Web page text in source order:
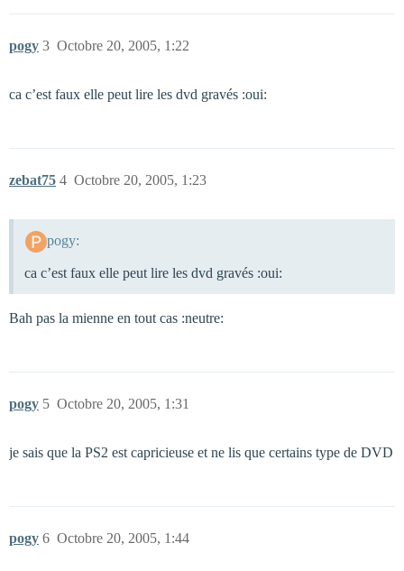
pogy Octobre 20, 2005, 1:22
3
ca c’est faux elle peut lire les dvd gravés :oui:
zebat75 Octobre 20, 2005, 1:23
4
pogy:
ca c’est faux elle peut lire les dvd gravés :oui:
Bah pas la mienne en tout cas :neutre:
pogy Octobre 20, 2005, 1:31
5
je sais que la PS2 est capricieuse et ne lis que certains type de DVD
pogy Octobre 20, 2005, 1:44
6